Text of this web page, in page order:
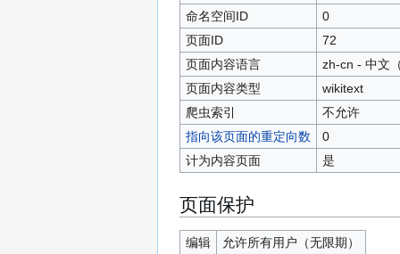
命名空间ID
0
页面ID
72
页面内容语言
zh-cn - 中文
页面内容类型
wikitext
爬虫索引
不允许
指向该页面的重定向数
0
计为内容页面
是
页面保护
编辑
允许所有用户​（无限期）